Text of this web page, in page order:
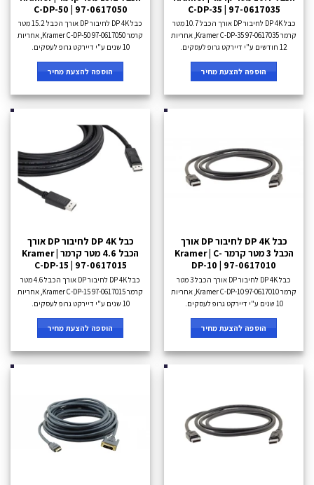
C-DP-35 | 97-0617035
כבל DP 4K לחיבור DP אורך הכבל 10.7 מטר
קרמר Kramer C-DP-35 97-0617035, אחריות
12 חודשים ע"י דיירקט גרופ לעסקים.
הוספה להצעת מחיר
C-DP-50 | 97-0617050
כבל DP 4K לחיבור DP אורך הכבל 15.2 מטר
קרמר Kramer C-DP-50 97-0617050, אחריות
10 שנים ע"י דיירקט גרופ לעסקים.
הוספה להצעת מחיר
כבל DP 4K לחיבור DP אורך
הכבל 3 מטר קרמר Kramer | C-
DP-10 | 97-0617010
כבל DP 4K לחיבור DP אורך הכבל 3 מטר
קרמר Kramer C-DP-10 97-0617010, אחריות
10 שנים ע"י דיירקט גרופ לעסקים.
הוספה להצעת מחיר
כבל DP 4K לחיבור DP אורך
הכבל 4.6 מטר קרמר Kramer |
C-DP-15 | 97-0617015
כבל DP 4K לחיבור DP אורך הכבל 4.6 מטר
קרמר Kramer C-DP-15 97-0617015, אחריות
10 שנים ע"י דיירקט גרופ לעסקים.
הוספה להצעת מחיר